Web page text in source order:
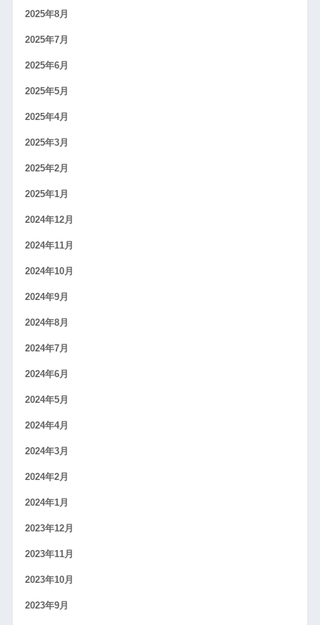
2025年8月
2025年7月
2025年6月
2025年5月
2025年4月
2025年3月
2025年2月
2025年1月
2024年12月
2024年11月
2024年10月
2024年9月
2024年8月
2024年7月
2024年6月
2024年5月
2024年4月
2024年3月
2024年2月
2024年1月
2023年12月
2023年11月
2023年10月
2023年9月